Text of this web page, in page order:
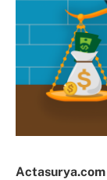
Actasurya.com